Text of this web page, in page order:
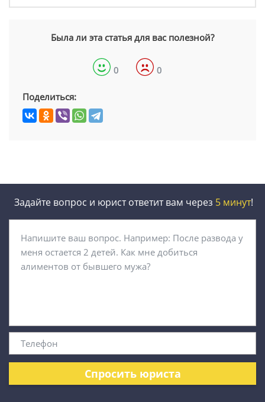
Была ли эта статья для вас полезной?
0 0
Поделиться:
Задайте вопрос и юрист ответит вам через 5 минут!
Спросить юриста